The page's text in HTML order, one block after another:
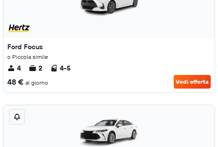
Ford Focus
o Piccola simile
4 2 4-5
48 € al giorno Vedi offerta